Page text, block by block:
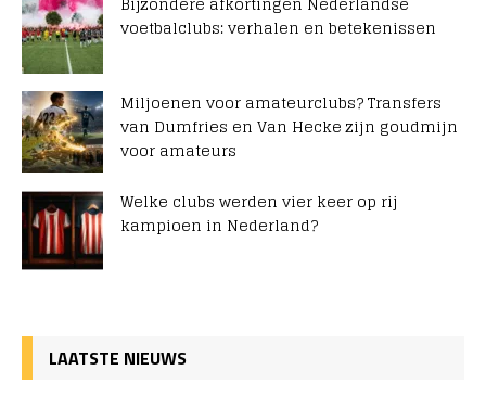
voetbalclubs: verhalen en betekenissen
Miljoenen voor amateurclubs? Transfers
van Dumfries en Van Hecke zijn goudmijn
voor amateurs
Welke clubs werden vier keer op rij
kampioen in Nederland?
LAATSTE NIEUWS